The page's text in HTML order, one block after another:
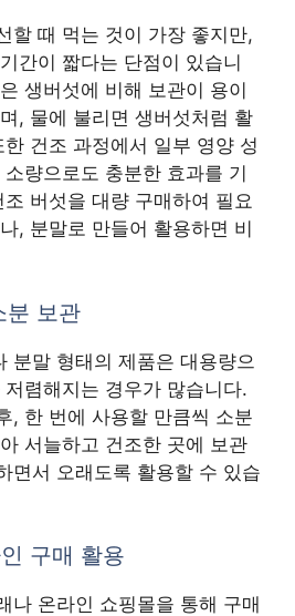
할 때 먹는 것이 가장 좋지만,
간이 짧다는 단점이 있습니
생버섯에 비해 보관이 용이
, 물에 불리면 생버섯처럼 활
건조 과정에서 일부 영양 성
량으로도 충분한 효과를 기
버섯을 대량 구매하여 필요
, 분말로 만들어 활용하면 비
분 보관
분말 형태의 제품은 대용량으
렴해지는 경우가 많습니다.
, 한 번에 사용할 만큼씩 소분
서늘하고 건조한 곳에 보관
면서 오래도록 활용할 수 있습
구매 활용
나 온라인 쇼핑몰을 통해 구매